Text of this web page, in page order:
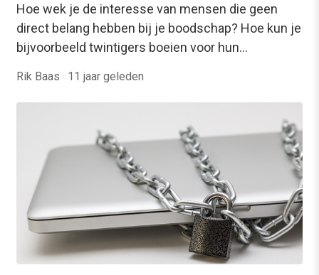
Hoe wek je de interesse van mensen die geen
direct belang hebben bij je boodschap? Hoe kun je
bijvoorbeeld twintigers boeien voor hun…
Rik Baas · 11 jaar geleden